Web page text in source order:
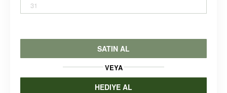
31
SATIN AL
VEYA
HEDIYE AL